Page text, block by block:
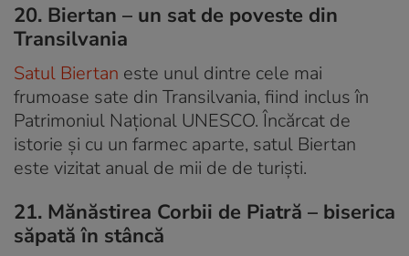
20. Biertan – un sat de poveste din
Transilvania
Satul Biertan este unul dintre cele mai
frumoase sate din Transilvania, fiind inclus în
Patrimoniul Național UNESCO. Încărcat de
istorie și cu un farmec aparte, satul Biertan
este vizitat anual de mii de de turiști.
21. Mănăstirea Corbii de Piatră – biserica
săpată în stâncă